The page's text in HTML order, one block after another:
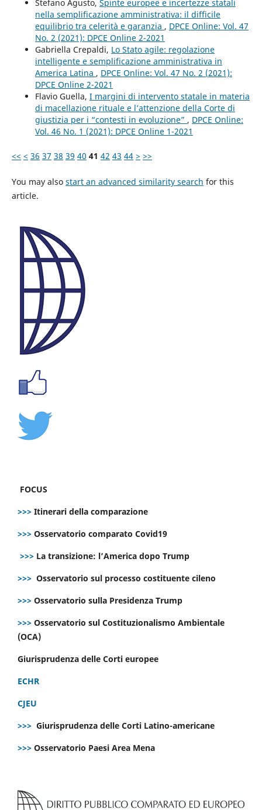
Stefano Agusto, Spinte europee e incertezze statali
nella semplificazione amministrativa: il difficile
equilibrio tra celerità e garanzia , DPCE Online: Vol. 47
No. 2 (2021): DPCE Online 2-2021
Gabriella Crepaldi, Lo Stato agile: regolazione
intelligente e semplificazione amministrativa in
America Latina , DPCE Online: Vol. 47 No. 2 (2021):
DPCE Online 2-2021
Flavio Guella, I margini di intervento statale in materia
di macellazione rituale e l’attenzione della Corte di
giustizia per i “contesti in evoluzione” , DPCE Online:
Vol. 46 No. 1 (2021): DPCE Online 1-2021
<< < 36 37 38 39 40 41 42 43 44 > >>
You may also start an advanced similarity search for this
article.
FOCUS
>>> Itinerari della comparazione
>>> Osservatorio comparato Covid19
>>> La transizione: l’America dopo Trump
>>> Osservatorio sul processo costituente cileno
>>> Osservatorio sulla Presidenza Trump
>>> Osservatorio sul Costituzionalismo Ambientale
(OCA)
Giurisprudenza delle Corti europee
ECHR
CJEU
>>> Giurisprudenza delle Corti Latino-americane
>>> Osservatorio Paesi Area Mena